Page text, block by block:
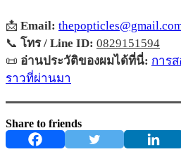
📩 Email:
📞 โทร / Line ID: 0829151594
📜 อ่านประวัติของผมได้ที่นี่: การ
ราวที่ผ่านมา
Share to friends